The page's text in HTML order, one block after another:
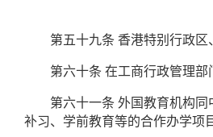
第五十九条 香港特别行政
第六十条 在工商行政管理部
第六十一条 外国教育机构同
补习、学前教育等的合作办学项